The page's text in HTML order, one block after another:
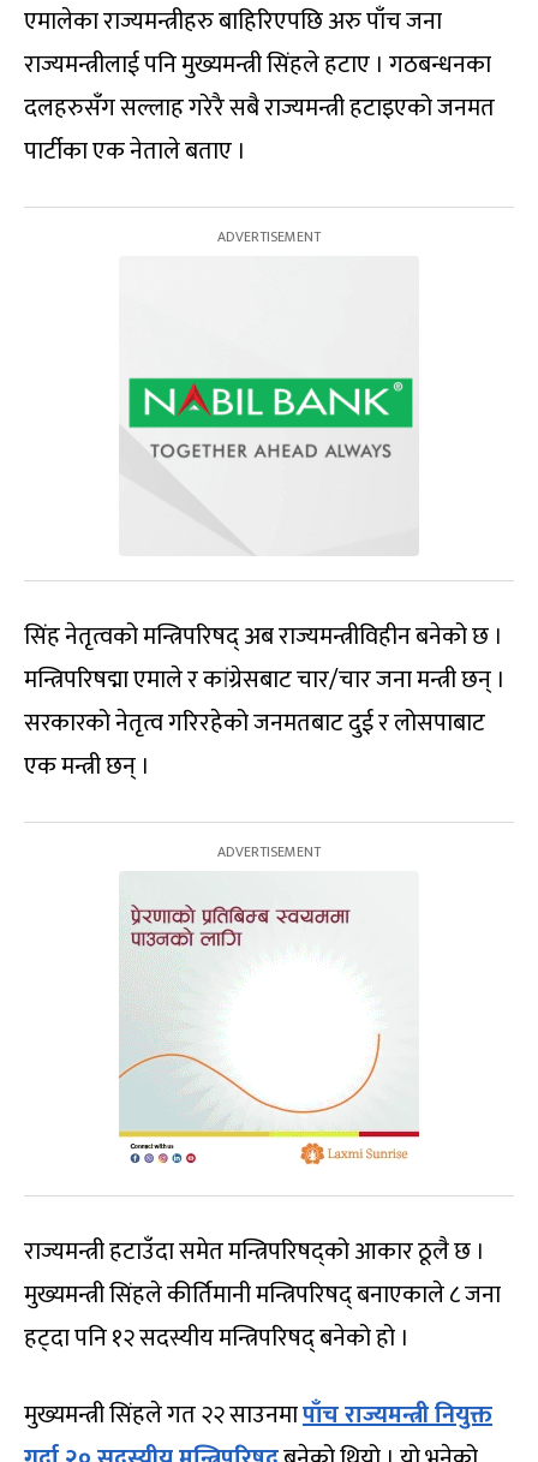
एमालेका राज्यमन्त्रीहरु बाहिरिएपछि अरु पाँच जना
राज्यमन्त्रीलाई पनि मुख्यमन्त्री सिंहले हटाए । गठबन्धनका
दलहरुसँग सल्लाह गरेरै सबै राज्यमन्त्री हटाइएको जनमत
पार्टीका एक नेताले बताए ।
सिंह नेतृत्वको मन्त्रिपरिषद् अब राज्यमन्त्रीविहीन बनेको छ ।
मन्त्रिपरिषद्मा एमाले र कांग्रेसबाट चार/चार जना मन्त्री छन् ।
सरकारको नेतृत्व गरिरहेको जनमतबाट दुई र लोसपाबाट
एक मन्त्री छन् ।
राज्यमन्त्री हटाउँदा समेत मन्त्रिपरिषद्को आकार ठूलै छ ।
मुख्यमन्त्री सिंहले कीर्तिमानी मन्त्रिपरिषद् बनाएकाले ८ जना
हट्दा पनि १२ सदस्यीय मन्त्रिपरिषद् बनेको हो ।
मुख्यमन्त्री सिंहले गत २२ साउनमापाँच राज्यमन्त्री नियुक्त